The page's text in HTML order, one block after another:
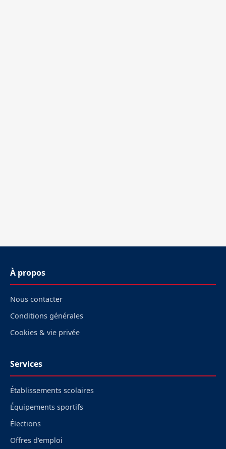
À propos
Nous contacter
Conditions générales
Cookies & vie privée
Services
Établissements scolaires
Équipements sportifs
Élections
Offres d'emploi